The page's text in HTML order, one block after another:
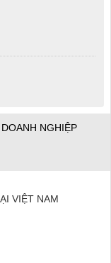
NGHIỆP
VIỆT NAM